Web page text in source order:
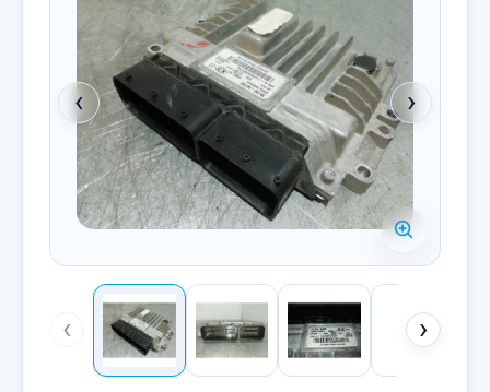
‹ ›
‹ ›